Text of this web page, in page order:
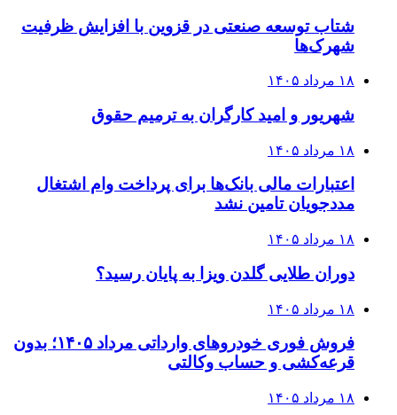
شتاب توسعه صنعتی در قزوین با افزایش ظرفیت
شهرک‌ها
۱۸ مرداد ۱۴۰۵
شهریور و امید کارگران به ترمیم حقوق
۱۸ مرداد ۱۴۰۵
اعتبارات مالی بانک‌ها برای پرداخت وام اشتغال
مددجویان تامین نشد
۱۸ مرداد ۱۴۰۵
دوران طلایی گلدن ویزا به پایان رسید؟
۱۸ مرداد ۱۴۰۵
فروش فوری خودروهای وارداتی مرداد ۱۴۰۵؛ بدون
قرعه‌کشی و حساب وکالتی
۱۸ مرداد ۱۴۰۵